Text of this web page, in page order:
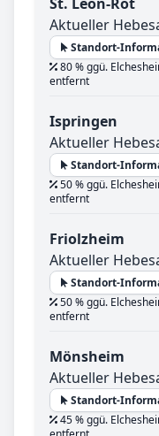
Aktueller
Standort-
80 % ggü.
entfernt
Ispringen
Aktueller
Standort-
50 % ggü.
entfernt
Friolzheim
Aktueller
Standort-
50 % ggü.
entfernt
Mönsheim
Aktueller
Standort-
45 % ggü.